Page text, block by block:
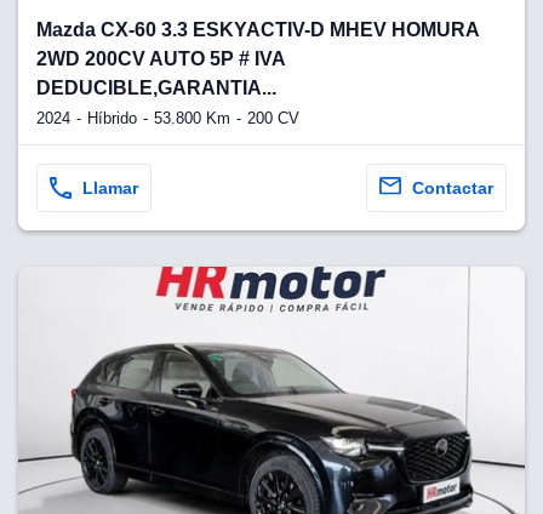
Mazda CX-60 3.3 ESKYACTIV-D MHEV HOMURA
2WD 200CV AUTO 5P # IVA
DEDUCIBLE,GARANTIA...
2024 Híbrido 53.800 Km 200 CV
Llamar Contactar